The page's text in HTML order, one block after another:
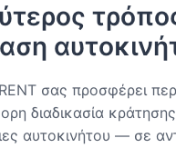
σας προσφέρει
διαδικασία
αυτοκινήτου — σε